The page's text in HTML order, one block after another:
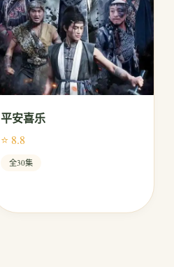
平安喜乐
⭐ 8.8
全30集